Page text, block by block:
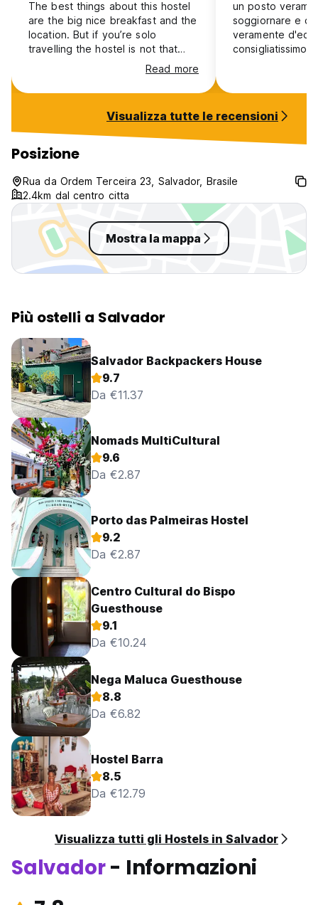
The best things about this hostel
are the big nice breakfast and the
location. But if you’re solo
travelling the hostel is not that
social and there’s not much going
on because there’s very few
common spaces. The rooms are
for storage. Also I got robbed of
my phone in Salvador and I’ve
asked the staff if they could call
me a taxi or an uber to reach the
airport and they basically said no
and that I had to ask some other
customer of the hostel.
Read more
un posto
soggiornare e
veramente
consigliatissimo
Visualizza tutte le recensioni
Posizione
Rua da Ordem Terceira 23, Salvador, Brasile
2.4km dal centro citta
Mostra la mappa
Più ostelli a Salvador
Salvador Backpackers House
9.7
Da €11.37
Nomads MultiCultural
9.6
Da €2.87
Porto das Palmeiras Hostel
9.2
Da €2.87
Centro Cultural do Bispo
Guesthouse
9.1
Da €10.24
Nega Maluca Guesthouse
8.8
Da €6.82
Hostel Barra
8.5
Da €12.79
Visualizza tutti gli Hostels in Salvador
Salvador- Informazioni